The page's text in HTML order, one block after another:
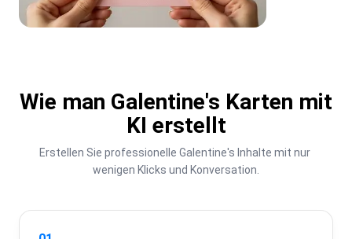
Wie man Galentine's Karten mit
KI erstellt
Erstellen Sie professionelle Galentine's Inhalte mit nur
wenigen Klicks und Konversation.